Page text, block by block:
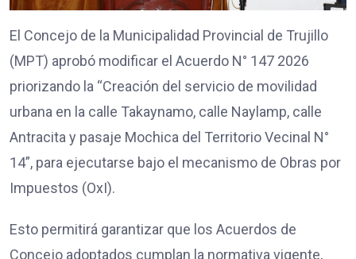
El Concejo de la Municipalidad Provincial de Trujillo
(MPT) aprobó modificar el Acuerdo N° 147 2026
priorizando la “Creación del servicio de movilidad
urbana en la calle Takaynamo, calle Naylamp, calle
Antracita y pasaje Mochica del Territorio Vecinal N°
14”, para ejecutarse bajo el mecanismo de Obras por
Impuestos (OxI).
Esto permitirá garantizar que los Acuerdos de
Concejo adoptados cumplan la normativa vigente,